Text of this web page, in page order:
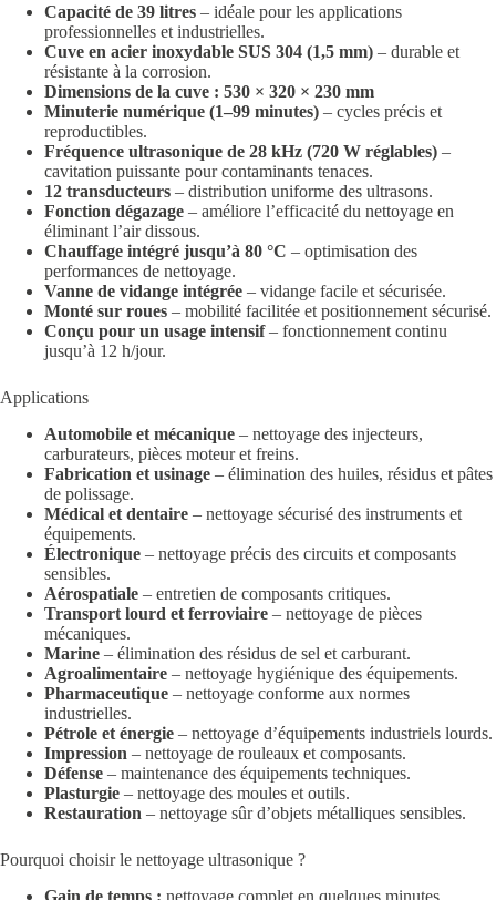
Capacité de 39 litres – idéale pour les applications
professionnelles et industrielles.
Cuve en acier inoxydable SUS 304 (1,5 mm) – durable et
résistante à la corrosion.
Dimensions de la cuve : 530 × 320 × 230 mm
Minuterie numérique (1–99 minutes) – cycles précis et
reproductibles.
Fréquence ultrasonique de 28 kHz (720 W réglables) –
cavitation puissante pour contaminants tenaces.
12 transducteurs – distribution uniforme des ultrasons.
Fonction dégazage – améliore l’efficacité du nettoyage en
éliminant l’air dissous.
Chauffage intégré jusqu’à 80 °C – optimisation des
performances de nettoyage.
Vanne de vidange intégrée – vidange facile et sécurisée.
Monté sur roues – mobilité facilitée et positionnement sécurisé.
Conçu pour un usage intensif– fonctionnement continu
jusqu’à 12 h/jour.
Applications
Automobile et mécanique – nettoyage des injecteurs,
carburateurs, pièces moteur et freins.
Fabrication et usinage – élimination des huiles, résidus et pâtes
de polissage.
Médical et dentaire – nettoyage sécurisé des instruments et
équipements.
Électronique – nettoyage précis des circuits et composants
sensibles.
Aérospatiale – entretien de composants critiques.
Transport lourd et ferroviaire – nettoyage de pièces
mécaniques.
Marine – élimination des résidus de sel et carburant.
Agroalimentaire – nettoyage hygiénique des équipements.
Pharmaceutique – nettoyage conforme aux normes
industrielles.
Pétrole et énergie – nettoyage d’équipements industriels lourds.
Impression – nettoyage de rouleaux et composants.
Défense – maintenance des équipements techniques.
Plasturgie – nettoyage des moules et outils.
Restauration – nettoyage sûr d’objets métalliques sensibles.
Pourquoi choisir le nettoyage ultrasonique ?
Gain de temps : nettoyage complet en quelques minutes.